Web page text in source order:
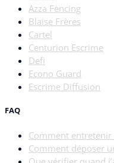
Azza Fencing
Blaise Frères
Cartel
Centurion Escrime
Defi
Econo Guard
Escrime Diffusion
FAQ
Comment entretenir
Comment déposer